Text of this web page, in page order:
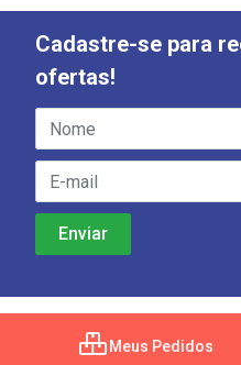
Cadastre-se para
ofertas!
Meus Pedidos